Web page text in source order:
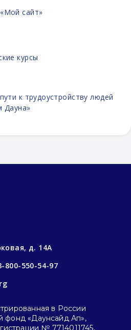
сайт»
курсы
к трудоустройству людей
Дауна»
д. 14А
800-550-54-97
в России
фонд «Даунсайд Ап»,
№ 7714011745,